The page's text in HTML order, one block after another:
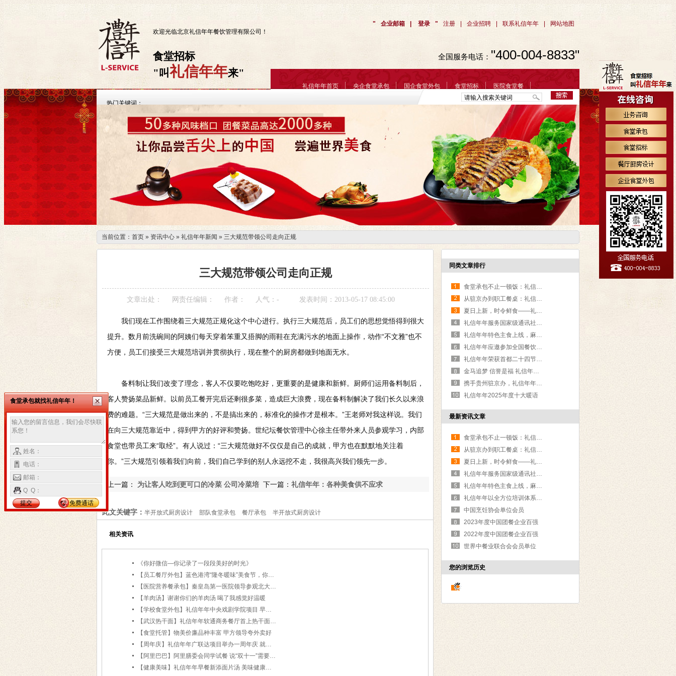
欢迎光临北京礼信年年餐饮管理有限公司！
食堂招标
叫礼信年年来
企业邮箱 登录 注册 企业招聘 联系礼信年年 网站地图
全国服务电话： 400-004-8833
礼信年年首页 央企食堂承包 国企食堂外包 食堂招标 医院食堂餐
关于礼信年年 研发中心 联系礼信年年
热门关键词：
当前位置： 首页 » 资讯中心 » 礼信年年新闻 » 三大规范带领公司走向正规
三大规范带领公司走向正规
文章出处： 网责任编辑： 作者： 人气： - 发表时间：2013-05-17 08:45:00
我们现在工作围绕着三大规范正规化这个中心进行。执行三大规范后，员工们的思想觉悟得到很大
提升。数月前洗碗间的阿姨们每天穿着笨重又捂脚的雨鞋在充满污水的地面上操作，动作“不文雅”也不
方便，员工们接受三大规范培训并贯彻执行，现在整个的厨房都做到地面无水。
备料制让我们改变了理念，客人不仅要吃饱吃好，更重要的是健康和新鲜。厨师们运用备料制后，
客人赞扬菜品新鲜。以前员工餐开完后还剩很多菜，造成巨大浪费，现在备料制解决了我们长久以来浪
费的难题。“三大规范是做出来的，不是搞出来的，标准化的操作才是根本。”王老师对我这样说。我们
在向三大规范靠近中，得到甲方的好评和赞扬。世纪坛餐饮管理中心徐主任带外来人员参观学习，内部
食堂也带员工来“取经”。有人说过：“三大规范做好不仅仅是自己的成就，甲方也在默默地关注着
你。”三大规范引领着我们向前，我们自己学到的别人永远挖不走，我很高兴我们领先一步。
下一篇： 礼信年年：各种美食供不应求
上一篇：
为让客人吃到更可口的冷菜 公司冷菜培
此文关键字： 半开放式厨房设计 部队食堂承包 餐厅承包 半开放式厨房设计
相关资讯
《你好微信—你记录了一段段美好的时光》
【羊肉汤】谢谢你们的羊肉汤 喝了我感觉好温暖
【食堂托管】物美价廉品种丰富 甲方领导夸外卖好
同类文章排行
食堂承包不止一顿饭：礼信年年用细节定义餐饮管理温度
从驻京办到职工餐桌：礼信年年让地方风味扎根食堂
夏日上新，时令鲜食——礼信年年点亮国企食堂餐桌
礼信年年服务国家级通讯社“两会”期间餐饮保障获高度认可
礼信年年特色主食上线，麻油红糖焙子成爆款
礼信年年应邀参加全国餐饮产教融合研讨会 宋总发表主题演讲 分享创新路径及其成果
礼信年年荣获首都二十四节气菜品中青年厨师大赛金银双奖
金马追梦 信誉是福 礼信年年2025年会在京线上召开并向全国十一大区直播
携手贵州驻京办，礼信年年让黔菜走入机关食堂
礼信年年2025年度十大暖语
最新资讯文章
食堂承包不止一顿饭：礼信年年用细节定义餐饮管理温度
从驻京办到职工餐桌：礼信年年让地方风味扎根食堂
夏日上新，时令鲜食——礼信年年点亮国企食堂餐桌
礼信年年服务国家级通讯社“两会”期间餐饮保障获高度认可
礼信年年特色主食上线，麻油红糖焙子成爆款
礼信年年以全方位培训体系，锻造值得信赖的食堂承包服务
中国烹饪协会单位会员
2023年度中国团餐企业百强
2022年度中国团餐企业百强
世界中餐业联合会会员单位
您的浏览历史
食堂承包就找礼信年年！
姓名：
电话：
邮箱：
Q Q：
提交
免费通话